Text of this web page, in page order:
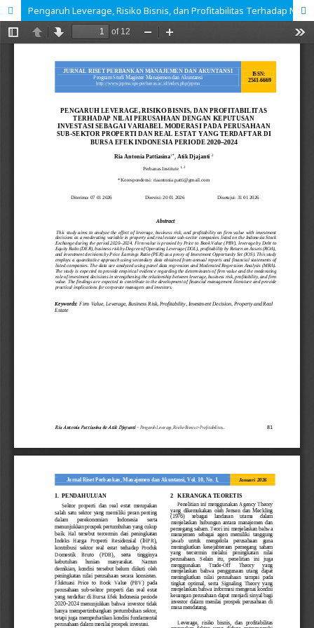
Pengaruh Leverage, Risiko Bisnis, dan Profitabilitas Terhadap Nilai Perusahaan dengan Keputusan Investasi sebagai Variabel Moderasi (Studi pada Perusahaan Sub-Sektor Properti dan Real Estat yang Terdaftar Di Bursa Efek Indonesia Periode 2020–2024)